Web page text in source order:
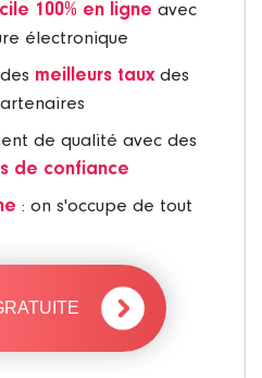
100% en ligne avec
électronique
meilleurs tauxdes
de qualité avec des
de confiance
: on s'occupe de tout